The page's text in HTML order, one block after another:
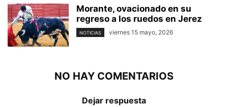
Morante, ovacionado en su
regreso a los ruedos en Jerez
NOTICIAS viernes 15 mayo, 2026
NO HAY COMENTARIOS
Dejar respuesta